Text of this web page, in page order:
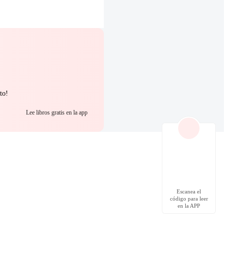
Lee libros gratis en la app
Escanea el
código para leer
en la APP